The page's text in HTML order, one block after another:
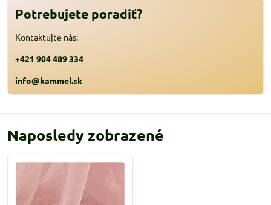
Potrebujete poradiť?
Kontaktujte nás:
+421 904 489 334
info@kammel.sk
Naposledy zobrazené